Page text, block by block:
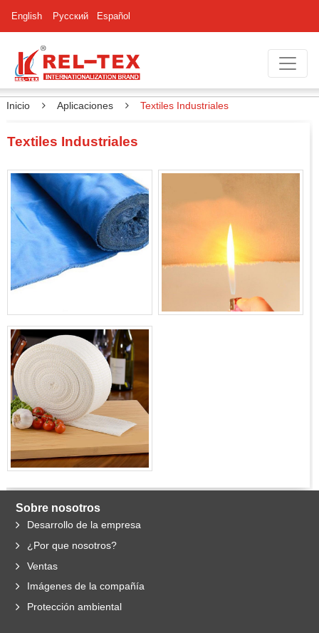
English Русский Español
Inicio Aplicaciones Textiles Industriales
Textiles Industriales
Sobre nosotros
Desarrollo de la empresa
¿Por que nosotros?
Ventas
Imágenes de la compañía
Protección ambiental